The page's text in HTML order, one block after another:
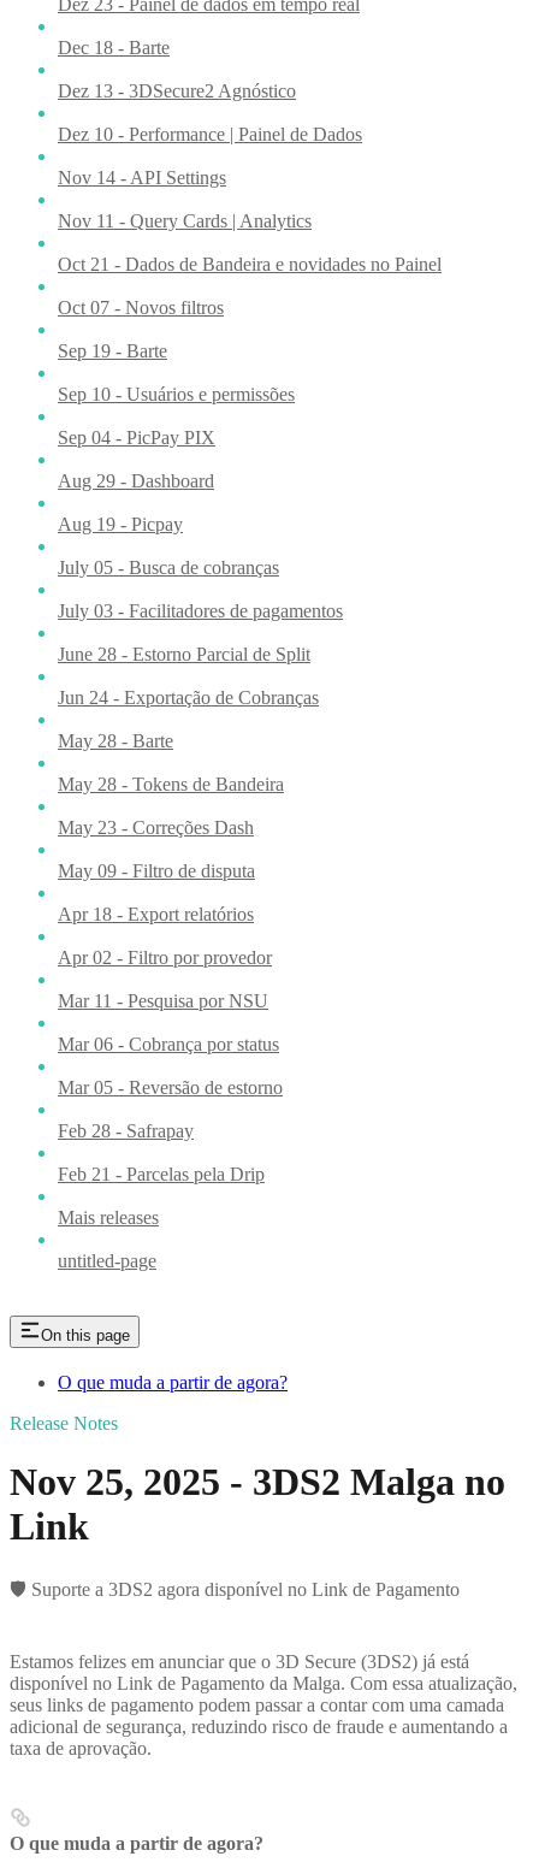
Dec 18 - Barte
Dez 13 - 3DSecure2 Agnóstico
Dez 10 - Performance | Painel de Dados
Nov 14 - API Settings
Nov 11 - Query Cards | Analytics
Oct 21 - Dados de Bandeira e novidades no Painel
Oct 07 - Novos filtros
Sep 19 - Barte
Sep 10 - Usuários e permissões
Sep 04 - PicPay PIX
Aug 29 - Dashboard
Aug 19 - Picpay
July 05 - Busca de cobranças
July 03 - Facilitadores de pagamentos
June 28 - Estorno Parcial de Split
Jun 24 - Exportação de Cobranças
May 28 - Barte
May 28 - Tokens de Bandeira
May 23 - Correções Dash
May 09 - Filtro de disputa
Apr 18 - Export relatórios
Apr 02 - Filtro por provedor
Mar 11 - Pesquisa por NSU
Mar 06 - Cobrança por status
Mar 05 - Reversão de estorno
Feb 28 - Safrapay
Feb 21 - Parcelas pela Drip
Mais releases
untitled-page
On this page
O que muda a partir de agora?
Release Notes
Nov 25, 2025 - 3DS2 Malga no
Link
🛡️ Suporte a 3DS2 agora disponível no Link de Pagamento
Estamos felizes em anunciar que o 3D Secure (3DS2) já está
disponível no Link de Pagamento da Malga. Com essa atualização,
seus links de pagamento podem passar a contar com uma camada
adicional de segurança, reduzindo risco de fraude e aumentando a
taxa de aprovação.
O que muda a partir de agora?